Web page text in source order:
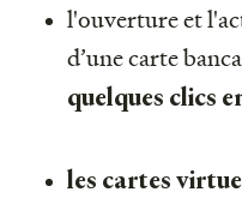
l'ouverture et
d’une carte
quelques clics
les cartes